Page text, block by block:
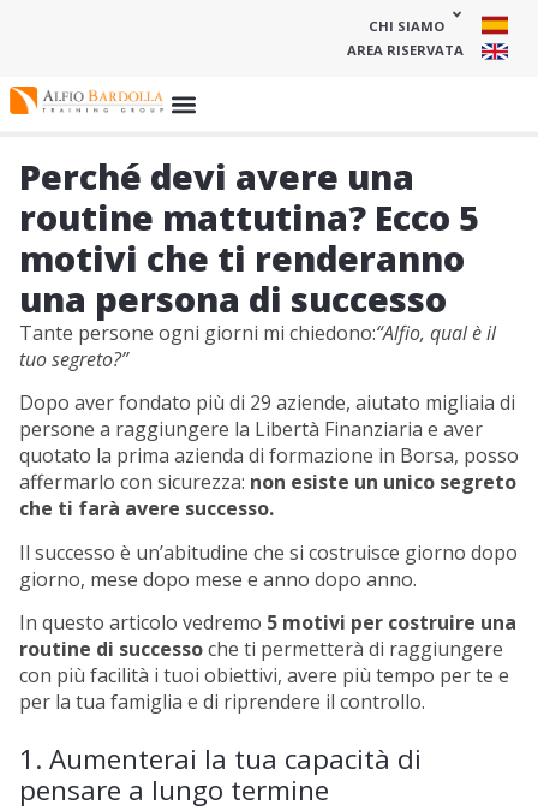
CHI SIAMO
AREA RISERVATA
Perché devi avere una
routine mattutina? Ecco 5
motivi che ti renderanno
una persona di successo
Tante persone ogni giorni mi chiedono:“Alfio, qual è il
tuo segreto?”
Dopo aver fondato più di 29 aziende, aiutato migliaia di
persone a raggiungere la Libertà Finanziaria e aver
quotato la prima azienda di formazione in Borsa, posso
affermarlo con sicurezza: non esiste un unico segreto
che ti farà avere successo.
Il successo è un’abitudine che si costruisce giorno dopo
giorno, mese dopo mese e anno dopo anno.
In questo articolo vedremo 5 motivi per costruire una
routine di successoche ti permetterà di raggiungere
con più facilità i tuoi obiettivi, avere più tempo per te e
per la tua famiglia e di riprendere il controllo.
1. Aumenterai la tua capacità di
pensare a lungo termine